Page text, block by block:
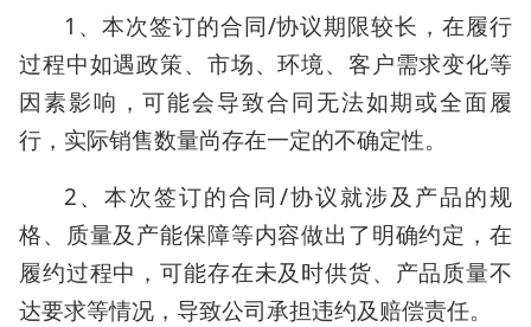
1、本次签订的合同/协议期限较长，在履行
过程中如遇政策、市场、环境、客户需求变化等
因素影响，可能会导致合同无法如期或全面履
行，实际销售数量尚存在一定的不确定性。
2、本次签订的合同/协议就涉及产品的规
格、质量及产能保障等内容做出了明确约定，在
履约过程中，可能存在未及时供货、产品质量不
达要求等情况，导致公司承担违约及赔偿责任。